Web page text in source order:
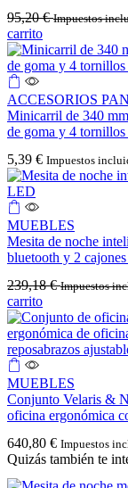
95,20€ Impuestos
carrito
ACCESORIOS
Minicarril de 340
de goma y 4
5,39 € Impuestos
MUEBLES
Mesita de noche
bluetooth y 2
239,18€ Impuestos
carrito
MUEBLES
Conjunto Velaris &
oficina ergonómica
640,80 € Impuestos
Quizás también te